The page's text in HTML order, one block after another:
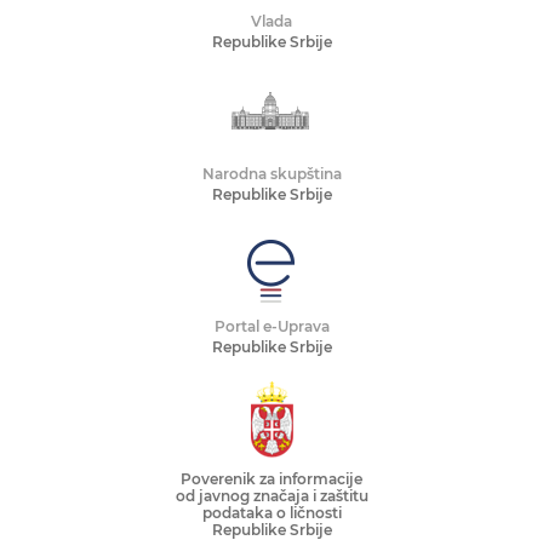
Vlada
Republike Srbije
Narodna skupština
Republike Srbije
Portal e-Uprava
Republike Srbije
Poverenik za informacije
od javnog značaja i zaštitu
podataka o ličnosti
Republike Srbije